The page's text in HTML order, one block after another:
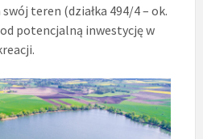
teren (działka 494/4 – ok.
potencjalną inwestycję w